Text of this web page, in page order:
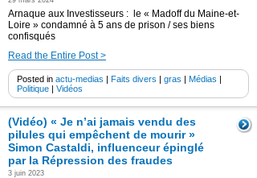
Arnaque aux Investisseurs : le « Madoff du Maine-et-
Loire » condamné à 5 ans de prison / ses biens
confisqués
Read the Entire Post >
Posted in actu-medias | Faits divers | gras | Médias |
Politique | Vidéos
(Vidéo) « Je n’ai jamais vendu des
pilules qui empêchent de mourir »
Simon Castaldi, influenceur épinglé
par la Répression des fraudes
3 juin 2023